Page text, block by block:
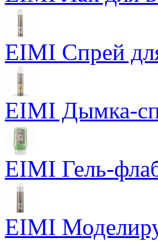
EIMI Спрей
EIMI Дымка-
EIMI Гель-
EIMI